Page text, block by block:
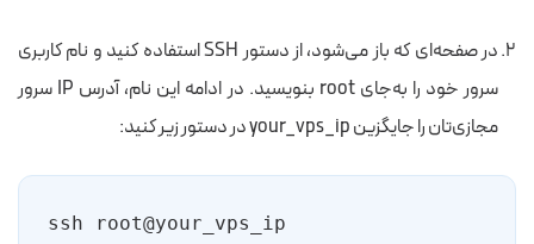
در صفحه‌ای که باز می‌شود، از دستور SSH استفاده کنید و نام کاربری
سرور خود را به‌جای root بنویسید. در ادامه این نام، آدرس IP سرور
مجازی‌تان را جایگزین your_vps_ip در دستور زیر کنید:
ssh root@your_vps_ip